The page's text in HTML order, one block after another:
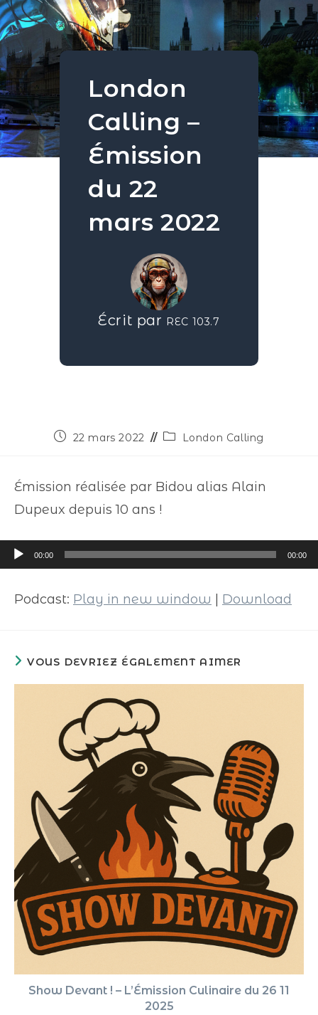
London
Calling –
Émission
du 22
mars 2022
Écrit par REC 103.7
22 mars 2022 London Calling
Émission réalisée par Bidou alias Alain
Dupeux depuis 10 ans !
Lecteur
audio
00:00 00:00
Podcast: Play in new window Download
VOUS DEVRIEZ ÉGALEMENT AIMER
Show Devant ! – L’Émission Culinaire du 26 11
2025